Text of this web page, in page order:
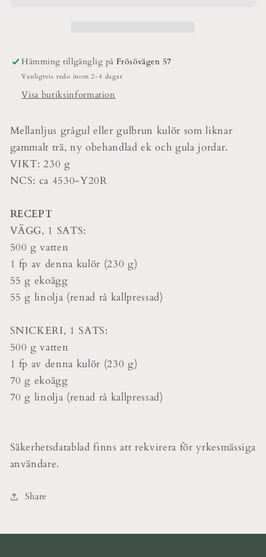
Hämtning tillgänglig på Frösövägen 57
Vanligtvis redo inom 2-4 dagar
Visa butiksinformation
Mellanljus grågul eller gulbrun kulör som liknar
gammalt trä, ny obehandlad ek och gula jordar.
VIKT: 230 g
NCS: ca 4530-Y20R
RECEPT
VÄGG, 1 SATS:
500 g vatten
1 fp av denna kulör (230 g)
55 g ekoägg
55 g linolja (renad rå kallpressad)
SNICKERI, 1 SATS:
500 g vatten
1 fp av denna kulör (230 g)
70 g ekoägg
70 g linolja (renad rå kallpressad)
Säkerhetsdatablad finns att rekvirera för yrkesmässiga
användare.
Share